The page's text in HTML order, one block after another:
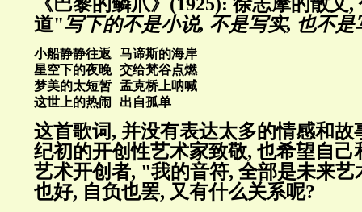
《巴黎的鳞爪》(1925): 徐志摩的散文
道"写下的不是小说, 不是写实, 也不
小船静静往返 马谛斯的海岸
星空下的夜晚 交给梵谷点燃
梦美的太短暂 孟克桥上呐喊
这世上的热闹 出自孤单
这首歌词, 并没有表达太多的情感和故
纪初的开创性艺术家致敬, 也希望自己
艺术开创者, "我的音符, 全部是未来
也好, 自负也罢, 又有什么关系呢?